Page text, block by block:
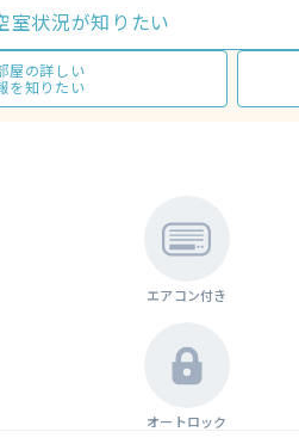
室状況が知りたい
屋の詳しい
を知りたい
エアコン付き
オートロック